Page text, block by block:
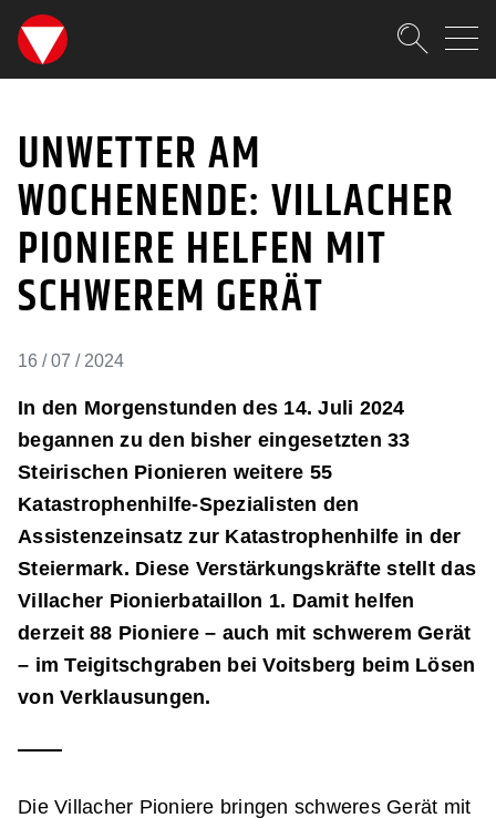
SKIPLINKS
UNWETTER AM
UNWETTER AM
WOCHENENDE: VILLACHER
PIONIERE HELFEN MIT
SCHWEREM GERÄT
16 / 07 / 2024
In den Morgenstunden des 14. Juli 2024
begannen zu den bisher eingesetzten 33
Steirischen Pionieren weitere 55
Katastrophenhilfe-Spezialisten den
Assistenzeinsatz zur Katastrophenhilfe in der
Steiermark. Diese Verstärkungskräfte stellt das
Villacher Pionierbataillon 1. Damit helfen
derzeit 88 Pioniere – auch mit schwerem Gerät
– im Teigitschgraben bei Voitsberg beim Lösen
von Verklausungen.
Die Villacher Pioniere bringen schweres Gerät mit